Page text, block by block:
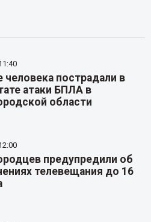
человека пострадали в
атаки БПЛА в
области
предупредили об
телевещания до 16